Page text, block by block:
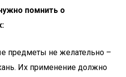
помнить о
предметы не желательно –
Их применение должно